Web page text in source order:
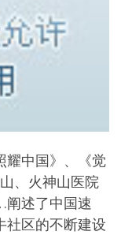
耀中国》、《觉
、火神山医院
述了中国速
社区的不断建设